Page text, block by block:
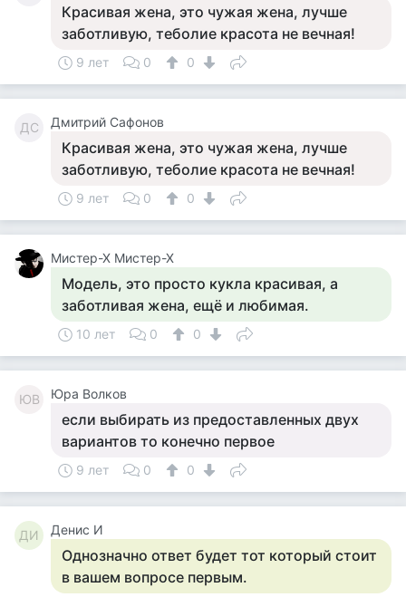
Красивая жена, это чужая жена, лучше
заботливую, теболие красота не вечная!
9 лет 0 0
ДС Дмитрий Сафонов
Красивая жена, это чужая жена, лучше
заботливую, теболие красота не вечная!
9 лет 0 0
Мистер-Х Мистер-Х
Модель, это просто кукла красивая, а
заботливая жена, ещё и любимая.
10 лет 0 0
ЮВ Юра Волков
если выбирать из предоставленных двух
вариантов то конечно первое
9 лет 0 0
ДИ Денис И
Однозначно ответ будет тот который стоит
в вашем вопросе первым.